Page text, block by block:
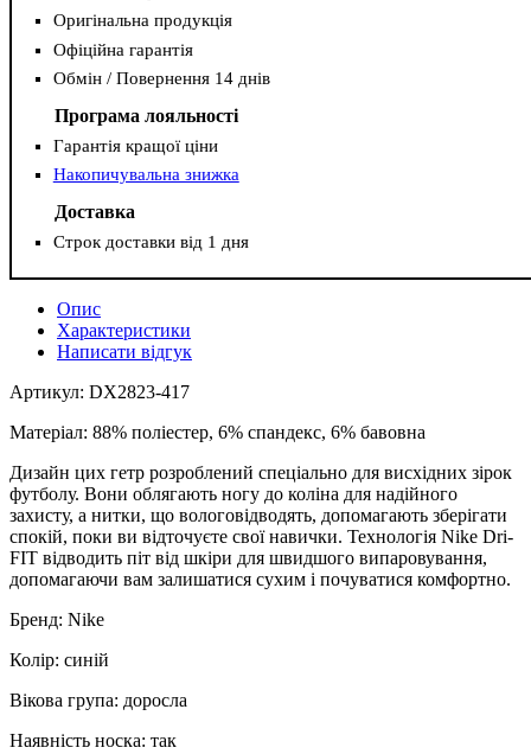
Оригінальна продукція
Офіційна гарантія
Обмін / Повернення 14 днів
Програма лояльності
Гарантія кращої ціни
Накопичувальна знижка
Доставка
Строк доставки від 1 дня
Опис
Характеристики
Написати відгук
Артикул: DX2823-417
Матеріал: 88% поліестер, 6% спандекс, 6% бавовна
Дизайн цих гетр розроблений спеціально для висхідних зірок
футболу. Вони облягають ногу до коліна для надійного
захисту, а нитки, що вологовідводять, допомагають зберігати
спокій, поки ви відточуєте свої навички. Технологія Nike Dri-
FIT відводить піт від шкіри для швидшого випаровування,
допомагаючи вам залишатися сухим і почуватися комфортно.
Бренд: Nike
Колір: синій
Вікова група: доросла
Наявність носка: так